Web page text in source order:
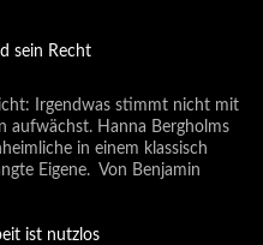
sein Recht
Irgendwas stimmt nicht mit
aufwächst. Hanna Bergholms
in einem klassisch
Eigene. Von Benjamin
ist nutzlos